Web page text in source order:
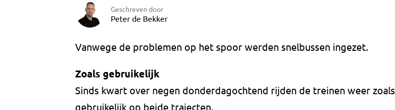
Geschreven door
Peter de Bekker
Vanwege de problemen op het spoor werden snelbussen ingezet.
Zoals gebruikelijk
Sinds kwart over negen donderdagochtend rijden de treinen weer zoals
gebruikelijk op beide trajecten.